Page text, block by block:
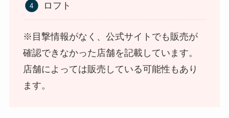
ロフト
※目撃情報がなく、公式サイトでも販売が
確認できなかった店舗を記載しています。
店舗によっては販売している可能性もあり
ます。